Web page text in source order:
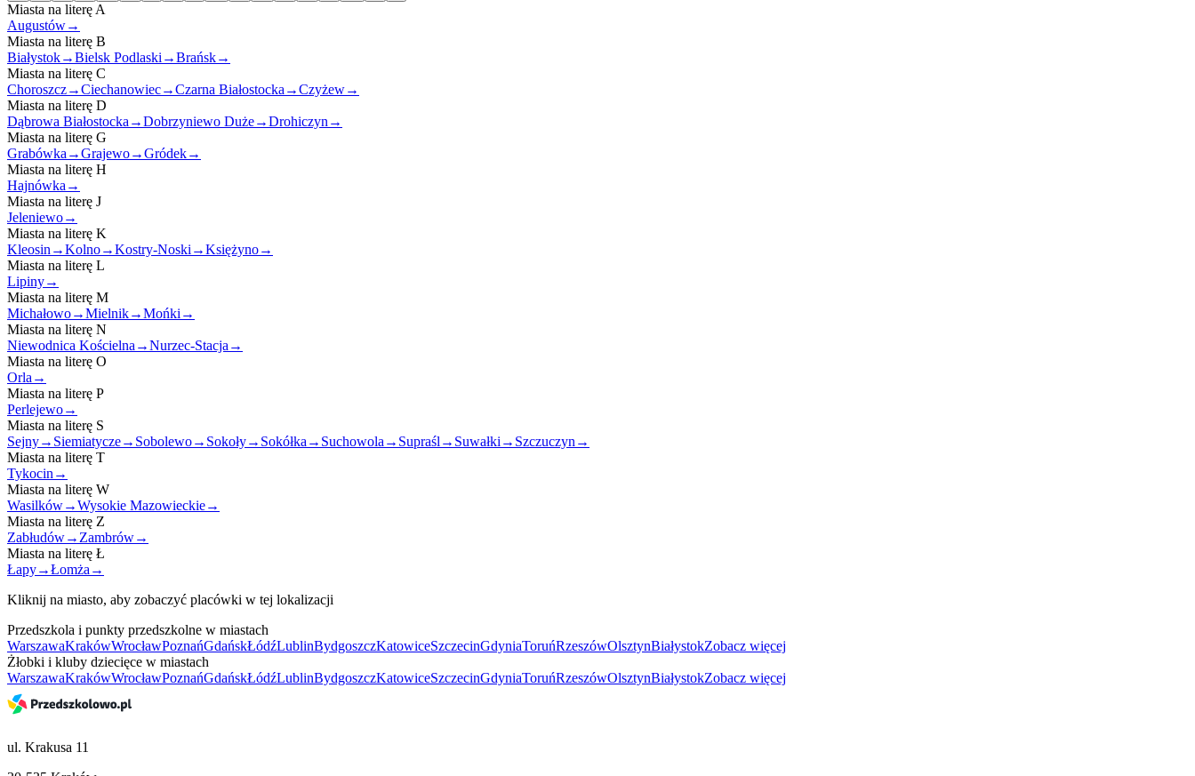
Miasta na literę A
Augustów→
Miasta na literę B
Białystok→Bielsk Podlaski →Brańsk→
Miasta na literę C
Choroszcz→Ciechanowiec→Czarna Białostocka →Czyżew→
Miasta na literę D
Dąbrowa Białostocka →Dobrzyniewo Duże→Drohiczyn →
Miasta na literę G
Grabówka →Grajewo→Gródek→
Miasta na literę H
Hajnówka →
Miasta na literę J
Jeleniewo→
Miasta na literę K
Kleosin →Kolno→Kostry-Noski →Księżyno→
Miasta na literę L
Lipiny→
Miasta na literę M
Michałowo→Mielnik→Mońki →
Miasta na literę N
Niewodnica Kościelna →Nurzec-Stacja →
Miasta na literę O
Orla →
Miasta na literę P
Perlejewo→
Miasta na literę S
Sejny→ Siemiatycze→ Sobolewo→ Sokoły→ Sokółka → Suchowola → Supraśl → Suwałki → Szczuczyn →
Miasta na literę T
Tykocin →
Miasta na literę W
Wasilków→Wysokie Mazowieckie→
Miasta na literę Z
Zabłudów→ Zambrów→
Miasta na literę Ł
Łapy→Łomża →
Kliknij na miasto, aby zobaczyć placówki w tej lokalizacji
Przedszkola i punkty przedszkolne w miastach
WarszawaKrakówWrocławPoznańGdańskŁódźLublinBydgoszczKatowiceSzczecinGdyniaToruńRzeszówOlsztynBiałystokZobacz więcej
Żłobki i kluby dziecięce w miastach
WarszawaKrakówWrocławPoznańGdańskŁódźLublinBydgoszczKatowiceSzczecinGdyniaToruńRzeszówOlsztynBiałystokZobacz więcej
ul. Krakusa 11